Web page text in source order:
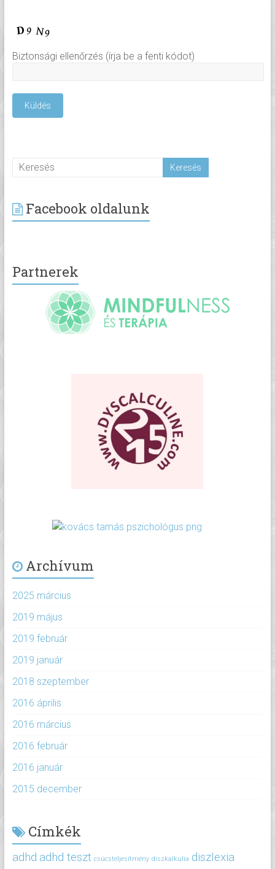
Biztonsági ellenőrzés (írja be a fenti kódot)
Facebook oldalunk
Partnerek
Archívum
2025 március
2019 május
2019 február
2019 január
2018 szeptember
2016 április
2016 március
2016 február
2016 január
2015 december
Címkék
adhd adhd teszt csúcsteljesítmény diszkalkulia diszlexia